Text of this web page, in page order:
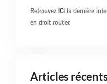
RetrouvezICIla dernière
en droit routier.
Articles récents